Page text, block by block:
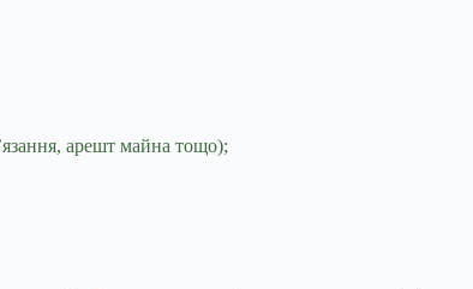
арешт майна тощо);